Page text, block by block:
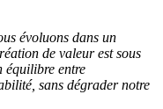
évoluons dans un
de valeur est sous
équilibre entre
sans dégrader notre